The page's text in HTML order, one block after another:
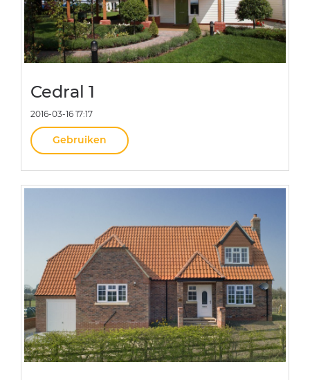
Cedral 1
2016-03-16 17:17
Gebruiken